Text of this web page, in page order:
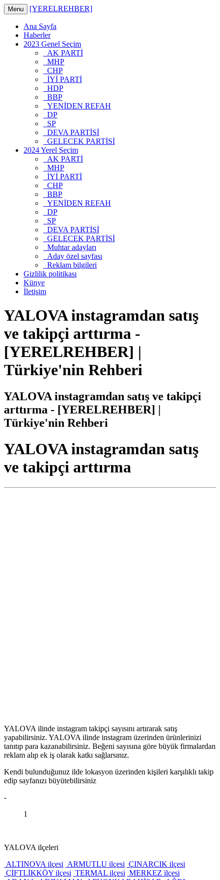
Menu [YERELREHBER]
Ana Sayfa
Haberler
2023 Genel Seçim
AK PARTİ
MHP
CHP
İYİ PARTİ
HDP
BBP
YENİDEN REFAH
DP
SP
DEVA PARTİSİ
GELECEK PARTİSİ
2024 Yerel Seçim
AK PARTİ
MHP
İYİ PARTİ
CHP
BBP
YENİDEN REFAH
DP
SP
DEVA PARTİSİ
GELECEK PARTİSİ
Muhtar adayları
Aday özel sayfası
Reklam bilgileri
Gizlilik politikası
Künye
İletişim
YALOVA instagramdan satış
ve takipçi arttırma -
[YERELREHBER] |
Türkiye'nin Rehberi
YALOVA instagramdan satış ve takipçi
arttırma - [YERELREHBER] |
Türkiye'nin Rehberi
YALOVA instagramdan satış
ve takipçi arttırma
YALOVA ilinde instagram takipçi sayısını artırarak satış
yapabilirsiniz. YALOVA ilinde instagram üzerinden ürünlerinizi
tanıtıp para kazanabilirsiniz. Beğeni sayısına göre büyük firmalardan
reklam alıp ek iş olarak katkı sağlarsınız.
Kendi bulunduğunuz ilde lokasyon üzerinden kişileri karşılıklı takip
edip sayfanızı büyütebilirsiniz
-
1
YALOVA ilçeleri
ALTINOVA ilçesi ARMUTLU ilçesi ÇINARCIK ilçesi
ÇİFTLİKKÖY ilçesi TERMAL ilçesi MERKEZ ilçesi